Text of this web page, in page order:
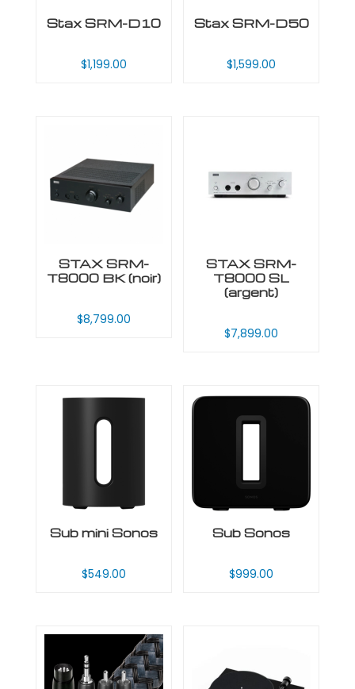
Stax SRM-D10
$1,199.00
Stax SRM-D50
$1,599.00
STAX SRM-
T8000 BK (noir)
$8,799.00
STAX SRM-
T8000 SL
(argent)
$7,899.00
Sub mini Sonos
$549.00
Sub Sonos
$999.00